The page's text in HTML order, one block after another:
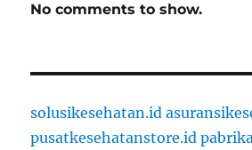
No comments to show.
solusikesehatan.id
pusatkesehatanstore.id